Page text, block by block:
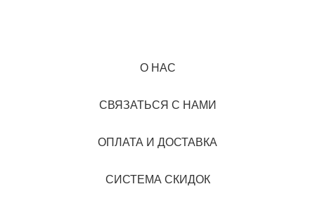
О НАС
СВЯЗАТЬСЯ С НАМИ
ОПЛАТА И ДОСТАВКА
СИСТЕМА СКИДОК